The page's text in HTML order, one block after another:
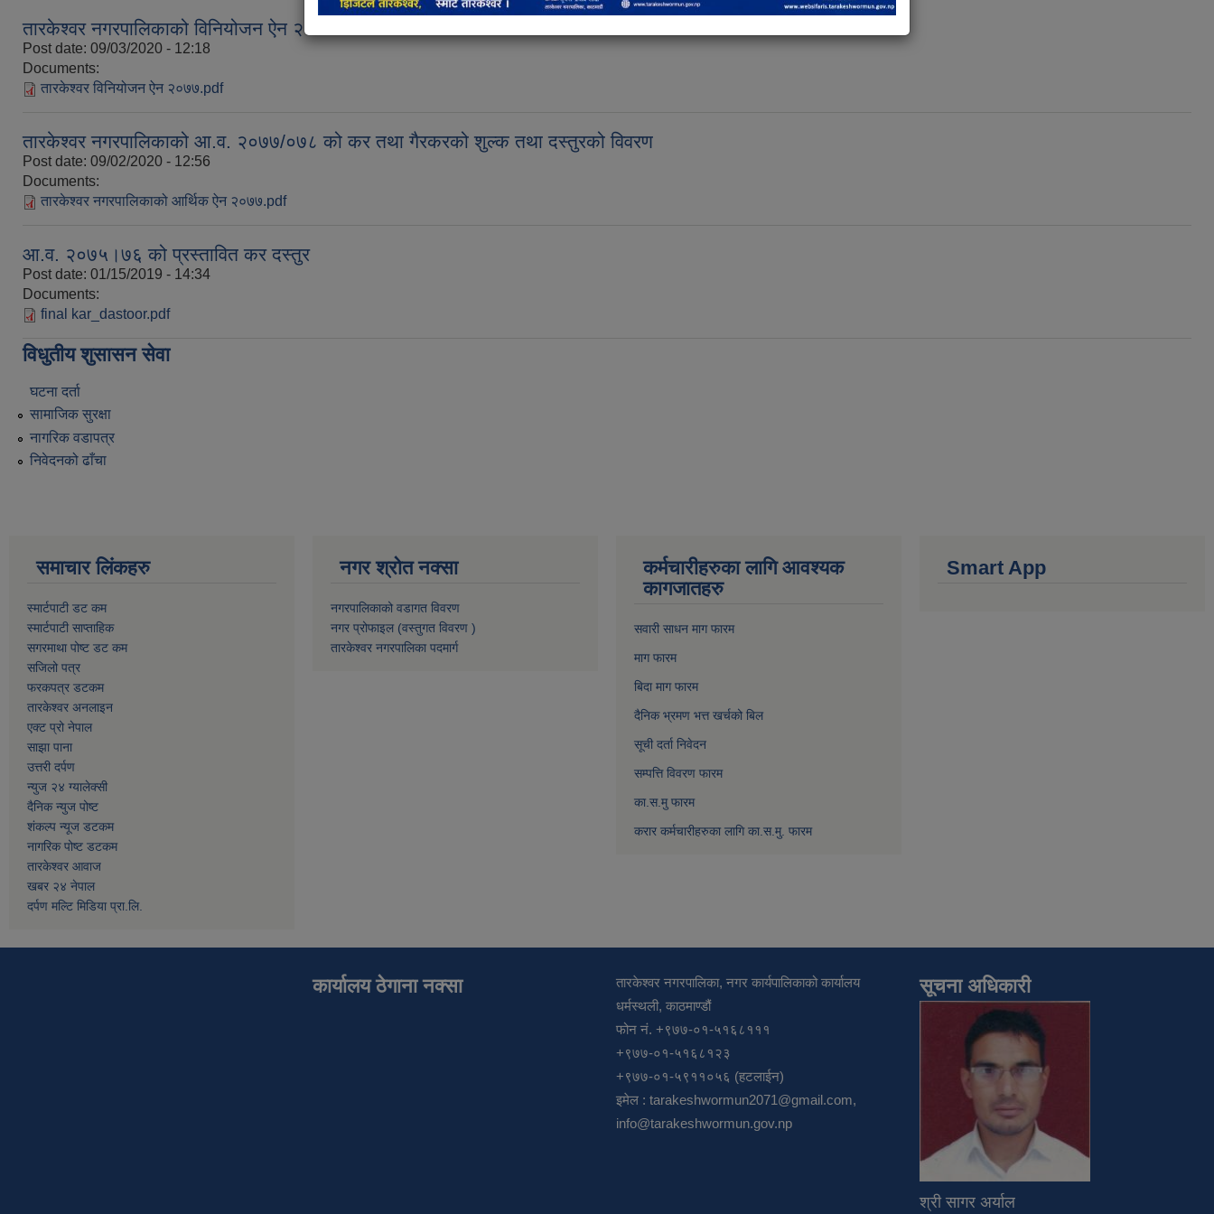
तारकेश्वर नगरपालिकाको विनियोजन ऐन २०७७
Post date: 09/03/2020 - 12:18
Documents:
तारकेश्वर विनियोजन ऐन २०७७.pdf
तारकेश्वर नगरपालिकाको आ.व. २०७७/०७८ को कर तथा गैरकरको शुल्क तथा दस्तुरको विवरण
Post date: 09/02/2020 - 12:56
Documents:
तारकेश्वर नगरपालिकाको आर्थिक ऐन २०७७.pdf
आ.व. २०७५।७६ को प्रस्तावित कर दस्तुर
Post date: 01/15/2019 - 14:34
Documents:
final kar_dastoor.pdf
विधुतीय शुसासन सेवा
घटना दर्ता
सामाजिक सुरक्षा
नागरिक वडापत्र
निवेदनको ढाँचा
समाचार लिंकहरु
स्मार्टपाटी डट कम
स्मार्टपाटी साप्ताहिक
सगरमाथा पोष्ट डट कम
सजिलो पत्र
फरकपत्र डटकम
तारकेश्वर अनलाइन
एक्ट प्रो नेपाल
साझा पाना
उत्तरी दर्पण
न्युज २४ ग्यालेक्सी
दैनिक न्युज पोष्ट
शंकल्प न्यूज डटकम
नागरिक पोष्ट डटकम
तारकेश्वर आवाज
खबर २४ नेपाल
दर्पण मल्टि मिडिया प्रा.लि.
नगर श्रोत नक्सा
नगरपालिकाको वडागत विवरण
नगर प्रोफाइल (वस्तुगत विवरण )
तारकेश्वर नगरपालिका पदमार्ग
कर्मचारीहरुका लागि आवश्यक
कागजातहरु
सवारी साधन माग फारम
माग फारम
बिदा माग फारम
दैनिक भ्रमण भत्त खर्चको बिल
सूची दर्ता निवेदन
सम्पत्ति विवरण फारम
का.स.मु फारम
करार कर्मचारीहरुका लागि का.स.मु. फारम
Smart App
कार्यालय ठेगाना नक्सा
तारकेश्वर नगरपालिका, नगर कार्यपालिकाको कार्यालय
धर्मस्थली, काठमाण्डौं
फोन नं. +९७७-०१-५१६८१११
+९७७-०१-५१६८१२३
+९७७-०१-५९११०५६ (हटलाईन)
इमेल : tarakeshwormun2071@gmail.com,
info@tarakeshwormun.gov.np
सूचना अधिकारी
श्री सागर अर्याल